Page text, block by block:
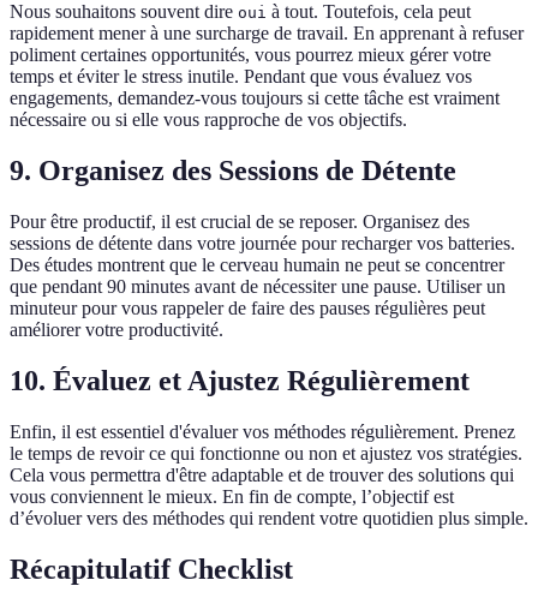
Nous souhaitons souvent dire oui à tout. Toutefois, cela peut
rapidement mener à une surcharge de travail. En apprenant à refuser
poliment certaines opportunités, vous pourrez mieux gérer votre
temps et éviter le stress inutile. Pendant que vous évaluez vos
engagements, demandez-vous toujours si cette tâche est vraiment
nécessaire ou si elle vous rapproche de vos objectifs.
9. Organisez des Sessions de Détente
Pour être productif, il est crucial de se reposer. Organisez des
sessions de détente dans votre journée pour recharger vos batteries.
Des études montrent que le cerveau humain ne peut se concentrer
que pendant 90 minutes avant de nécessiter une pause. Utiliser un
minuteur pour vous rappeler de faire des pauses régulières peut
améliorer votre productivité.
10. Évaluez et Ajustez Régulièrement
Enfin, il est essentiel d'évaluer vos méthodes régulièrement. Prenez
le temps de revoir ce qui fonctionne ou non et ajustez vos stratégies.
Cela vous permettra d'être adaptable et de trouver des solutions qui
vous conviennent le mieux. En fin de compte, l’objectif est
d’évoluer vers des méthodes qui rendent votre quotidien plus simple.
Récapitulatif Checklist